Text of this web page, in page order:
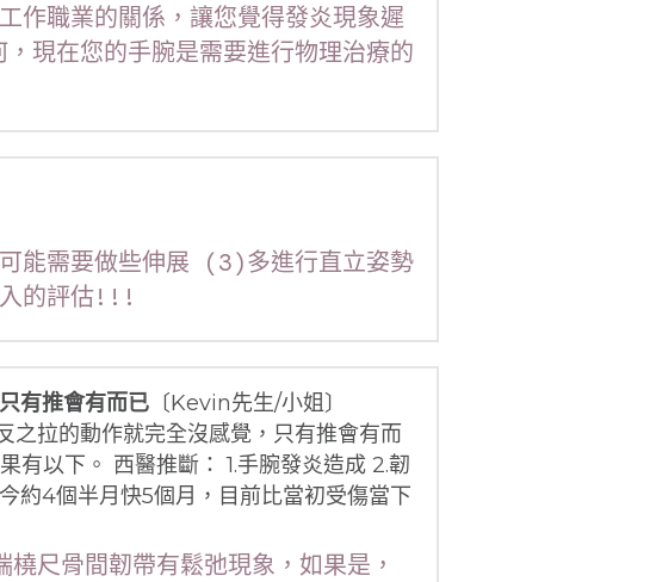
作職業的關係，讓您覺得發炎現象遲
現在您的手腕是需要進行物理治療的
能需要做些伸展 (3)多進行直立姿勢
入的評估!!!
有推會有而已 〔Kevin先生/小姐〕
之拉的動作就完全沒感覺，只有推會有而
有以下。 西醫推斷： 1.手腕發炎造成 2.韌
約4個半月快5個月，目前比當初受傷當下
尺骨間韌帶有鬆弛現象，如果是，